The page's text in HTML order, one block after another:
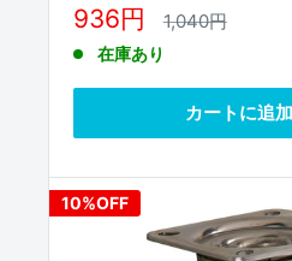
販
売
価
格
936円 通
常
1,040円
在庫あり
カートに追加
10%OFF